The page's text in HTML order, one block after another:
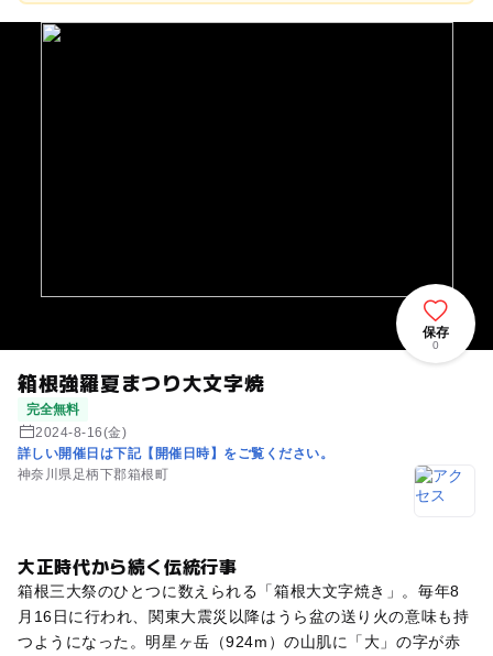
箱根強羅夏まつり大文字焼
完全無料
2024-8-16(金)
詳しい開催日は下記【開催日時】をご覧ください。
神奈川県足柄下郡箱根町
保存
0
大正時代から続く伝統行事
箱根三大祭のひとつに数えられる「箱根大文字焼き」。毎年8
月16日に行われ、関東大震災以降はうら盆の送り火の意味も持
つようになった。明星ヶ岳（924m）の山肌に「大」の字が赤